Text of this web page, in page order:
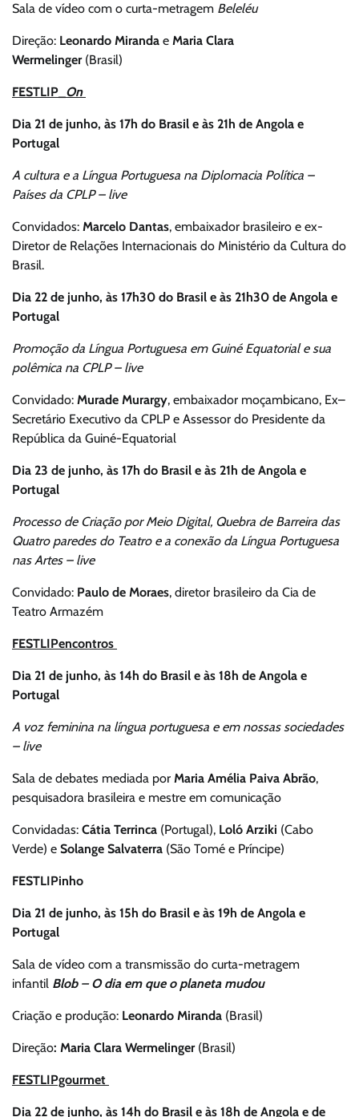
Sala de vídeo com o curta-metragem Beleléu
Direção: Leonardo Miranda e Maria Clara
Wermelinger(Brasil)
FESTLIP_ On
Dia 21 de junho, às 17h do Brasil e às 21h de Angola e
Portugal
A cultura e a Língua Portuguesa na Diplomacia Política –
Países da CPLP – live
Convidados: Marcelo Dantas, embaixador brasileiro e ex-
Diretor de Relações Internacionais do Ministério da Cultura do
Brasil.
Dia 22 de junho, às 17h30 do Brasil e às 21h30 de Angola e
Portugal
Promoção da Língua Portuguesa em Guiné Equatorial e sua
polêmica na CPLP – live
Convidado: Murade Murargy, embaixador moçambicano, Ex–
Secretário Executivo da CPLP e Assessor do Presidente da
República da Guiné-Equatorial
Dia 23 de junho, às 17h do Brasil e às 21h de Angola e
Portugal
Processo de Criação por Meio Digital, Quebra de Barreira das
Quatro paredes do Teatro e a conexão da Língua Portuguesa
nas Artes – live
Convidado: Paulo de Moraes, diretor brasileiro da Cia de
Teatro Armazém
FESTLIPencontros
Dia 21 de junho, às 14h do Brasil e às 18h de Angola e
Portugal
A voz feminina na língua portuguesa e em nossas sociedades
– live
Sala de debates mediada por Maria Amélia Paiva Abrão,
pesquisadora brasileira e mestre em comunicação
Convidadas: Cátia Terrinca (Portugal), Loló Arziki (Cabo
Verde) e Solange Salvaterra (São Tomé e Príncipe)
FESTLIPinho
Dia 21 de junho, às 15h do Brasil e às 19h de Angola e
Portugal
Sala de vídeo com a transmissão do curta-metragem
infantil Blob – O dia em que o planeta mudou
Criação e produção: Leonardo Miranda (Brasil)
Direção: Maria Clara Wermelinger (Brasil)
FESTLIPgourmet
Dia 22 de junho, às 14h do Brasil e às 18h de Angola e de